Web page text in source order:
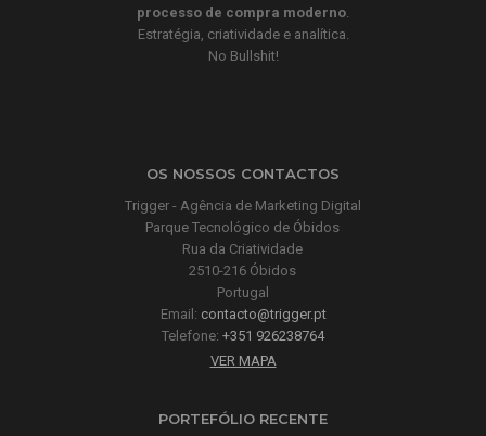
processo de compra moderno
Estratégia, criatividade e analítica.
No Bullshit!
OS NOSSOS CONTACTOS
Trigger - Agência de Marketing Digital
Parque Tecnológico de Óbidos
Rua da Criatividade
2510-216 Óbidos
Portugal
Email: contacto@trigger.pt
Telefone: +351 926238764
VER MAPA
PORTEFÓLIO RECENTE